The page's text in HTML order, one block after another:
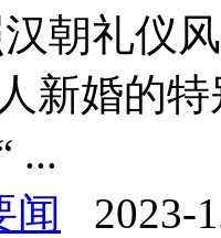
朝礼仪
新婚的
...
闻
2023-